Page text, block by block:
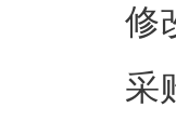
修
采